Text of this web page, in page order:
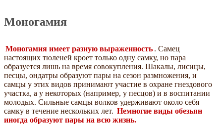
Моногамия
Моногамия имеет разную выраженность . Самец
настоящих тюленей кроет только одну самку, но пара
образуется лишь на время совокупления. Шакалы, лисицы,
песцы, ондатры образуют пары на сезон размножения, и
самцы у этих видов принимают участие в охране гнездового
участка, а у некоторых (например, у песцов) и в воспитании
молодых. Сильные самцы волков удерживают около себя
самку в течение нескольких лет. Немногие виды обезьян
иногда образуют пары на всю жизнь.